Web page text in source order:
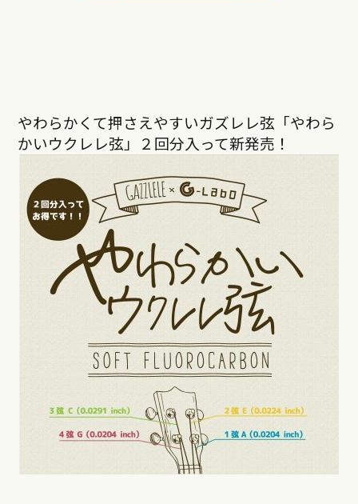
やわらかくて押さえやすいガズレレ弦「やわら
かいウクレレ弦」２回分入って新発売！